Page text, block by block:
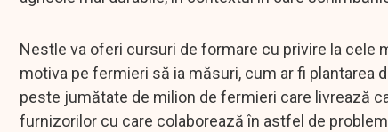
Nestle va oferi cursuri de formare cu privire la cele
motiva pe fermieri să ia măsuri, cum ar fi plantarea
peste jumătate de milion de fermieri care livrează
furnizorilor cu care colaborează în astfel de